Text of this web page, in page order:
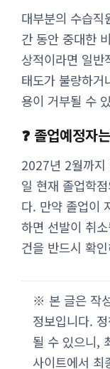
대부분의 수습직
간 동안 중대한
상적이라면 일
태도가 불량하거
용이 거부될 수
❓ 졸업예정자
2027년 2월까지
일 현재 졸업학
다. 만약 졸업이
하면 선발이 취
건을 반드시 확
※ 본 글은 작
정보입니다.
될 수 있으니,
사이트에서 최